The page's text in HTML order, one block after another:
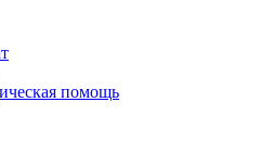
помощь